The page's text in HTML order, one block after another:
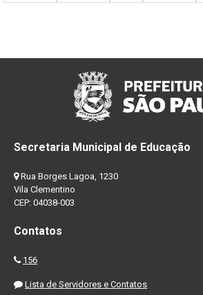
Secretaria Municipal de Educação
Rua Borges Lagoa, 1230
Vila Clementino
CEP: 04038-003
Contatos
156
Lista de Servidores e Contatos